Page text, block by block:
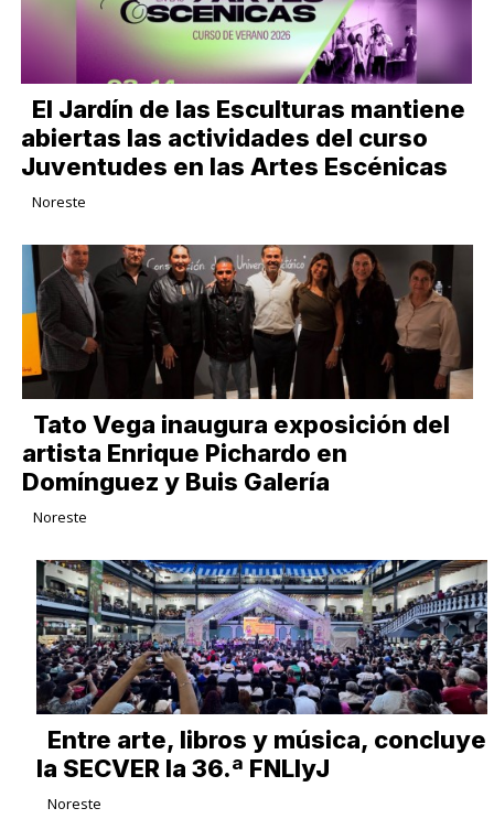
El Jardín de las Esculturas mantiene
abiertas las actividades del curso
Juventudes en las Artes Escénicas
Noreste
Tato Vega inaugura exposición del
artista Enrique Pichardo en
Domínguez y Buis Galería
Noreste
Entre arte, libros y música, concluye
la SECVER la 36.ª FNLIyJ
Noreste